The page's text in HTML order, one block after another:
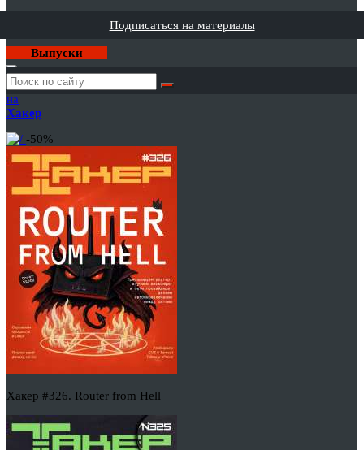
Подписаться на материалы
Выпуски
Годовая
подписка
на
Хакер
-50%
Хакер #326. Router from Hell